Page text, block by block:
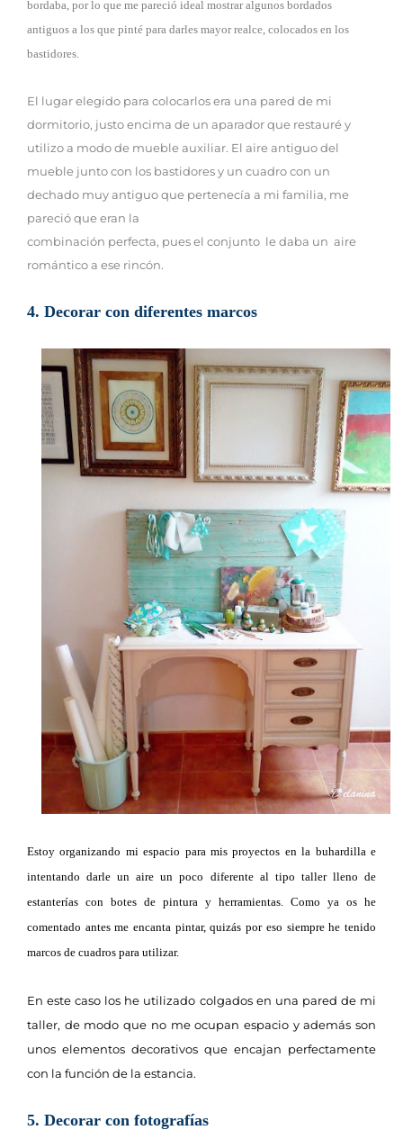
bordaba, por lo que me pareció ideal mostrar algunos bordados
antiguos a los que pinté para darles mayor realce, colocados en los
bastidores.
El lugar elegido para colocarlos era una pared de mi
dormitorio, justo encima de un aparador que restauré y
utilizo a modo de mueble auxiliar. El aire antiguo del
mueble junto con los bastidores y un cuadro con un
dechado muy antiguo que pertenecía a mi familia, me
pareció que eran la
combinación perfecta, pues el conjunto le daba un aire
romántico a ese rincón.
4. Decorar con diferentes marcos
Estoy organizando mi espacio para mis proyectos en la buhardilla e
intentando darle un aire un poco diferente al tipo taller lleno de
estanterías con botes de pintura y herramientas. Como ya os he
comentado antes me encanta pintar, quizás por eso siempre he tenido
marcos de cuadros para utilizar.
En este caso los he utilizado colgados en una pared de mi
taller, de modo que no me ocupan espacio y además son
unos elementos decorativos que encajan perfectamente
con la función de la estancia.
5. Decorar con fotografías